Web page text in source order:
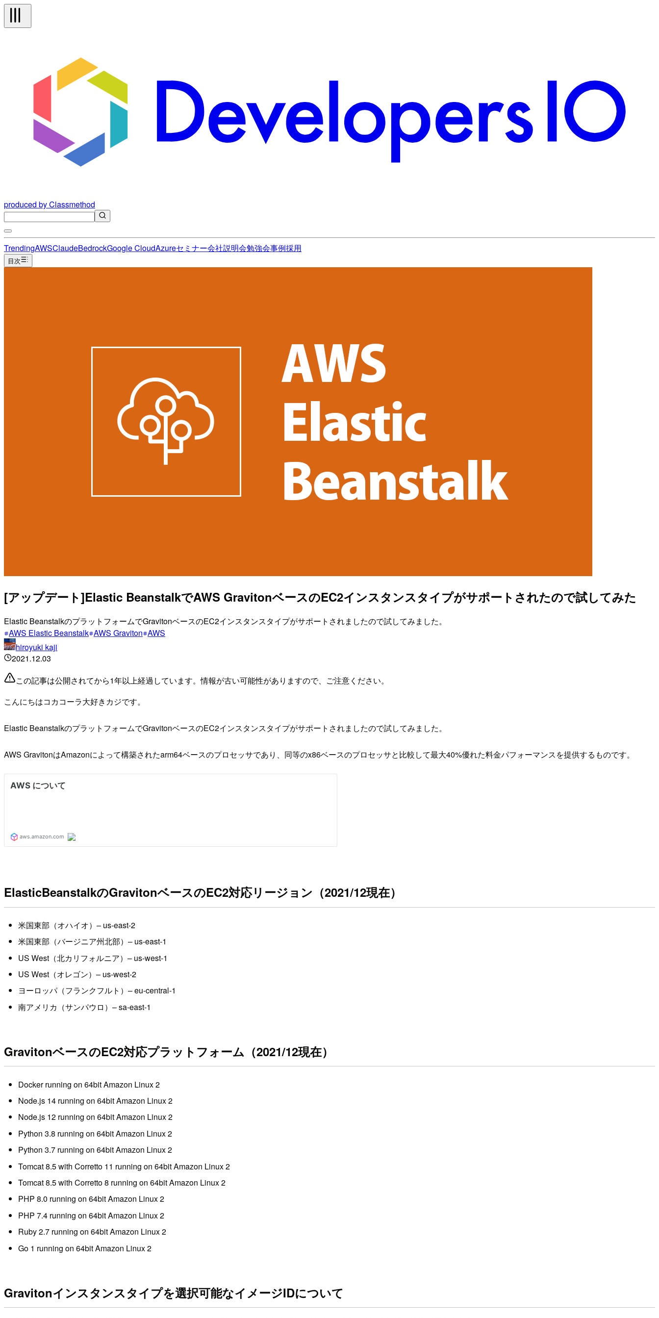
produced by Classmethod
TrendingAWSClaudeBedrockGoogle CloudAzureセミナー会社説明会勉強会事例採用
目次
[アップデート]Elastic BeanstalkでAWS GravitonベースのEC2インスタンスタイプがサポートされたので試してみた
Elastic BeanstalkのプラットフォームでGravitonベースのEC2インスタンスタイプがサポートされましたので試してみました。
AWS Elastic Beanstalk AWS Graviton AWS
hiroyuki kaji
2021.12.03
この記事は公開されてから1年以上経過しています。情報が古い可能性がありますので、ご注意ください。
こんにちはコカコーラ大好きカジです。
Elastic BeanstalkのプラットフォームでGravitonベースのEC2インスタンスタイプがサポートされましたので試してみました。
AWS GravitonはAmazonによって構築されたarm64ベースのプロセッサであり、同等のx86ベースのプロセッサと比較して最大40%優れた料金パフォーマンスを提供するものです。
ElasticBeanstalkのGravitonベースのEC2対応リージョン（2021/12現在）
米国東部（オハイオ）– us-east-2
米国東部（バージニア州北部）– us-east-1
US West（北カリフォルニア）– us-west-1
US West（オレゴン）– us-west-2
ヨーロッパ（フランクフルト）– eu-central-1
南アメリカ（サンパウロ）– sa-east-1
GravitonベースのEC2対応プラットフォーム（2021/12現在）
Docker running on 64bit Amazon Linux 2
Node.js 14 running on 64bit Amazon Linux 2
Node.js 12 running on 64bit Amazon Linux 2
Python 3.8 running on 64bit Amazon Linux 2
Python 3.7 running on 64bit Amazon Linux 2
Tomcat 8.5 with Corretto 11 running on 64bit Amazon Linux 2
Tomcat 8.5 with Corretto 8 running on 64bit Amazon Linux 2
PHP 8.0 running on 64bit Amazon Linux 2
PHP 7.4 running on 64bit Amazon Linux 2
Ruby 2.7 running on 64bit Amazon Linux 2
Go 1 running on 64bit Amazon Linux 2
Gravitonインスタンスタイプを選択可能なイメージIDについて